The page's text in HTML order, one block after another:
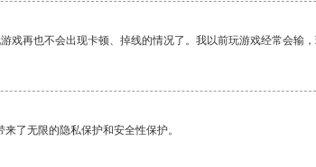
戏再也不会出现卡顿、掉线的情况了。我以前玩游戏经常会输
了无限的隐私保护和安全性保护。